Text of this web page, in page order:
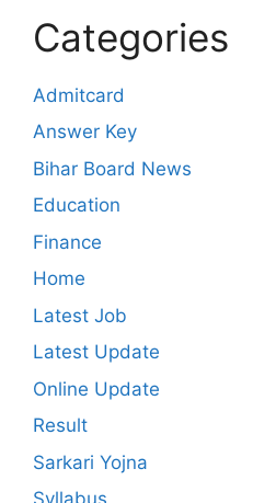
Categories
Admitcard
Answer Key
Bihar Board News
Education
Finance
Home
Latest Job
Latest Update
Online Update
Result
Sarkari Yojna